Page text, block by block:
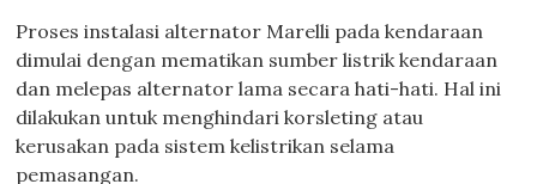
Proses instalasi alternator Marelli pada kendaraan
dimulai dengan mematikan sumber listrik kendaraan
dan melepas alternator lama secara hati-hati. Hal ini
dilakukan untuk menghindari korsleting atau
kerusakan pada sistem kelistrikan selama
pemasangan.